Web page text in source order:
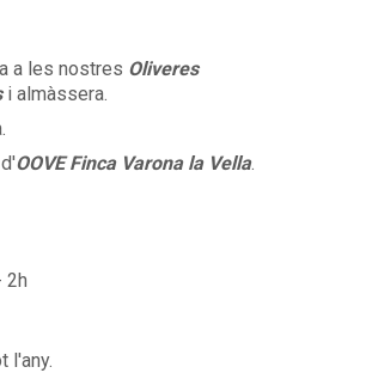
a les nostres Oliveres
i almàssera.
OOVE Finca Varona la Vella.
2h
l'any.